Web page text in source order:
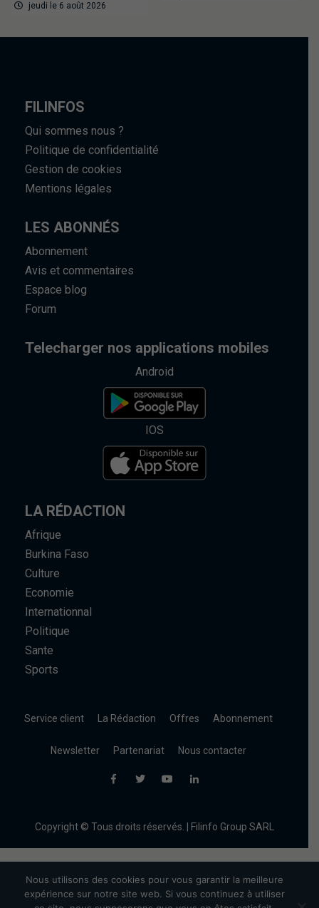
jeudi le 6 août 2026
FILINFOS
Qui sommes nous ?
Politique de confidentialité
Gestion de cookies
Mentions légales
LES ABONNÉS
Abonnement
Avis et commentaires
Espace blog
Forum
Telecharger nos applications mobiles
Android
IOS
LA RÉDACTION
Afrique
Burkina Faso
Culture
Economie
Internationnal
Politique
Sante
Sports
Service client La Rédaction Offres Abonnement
Newsletter Partenariat Nous contacter
Copyright © Tous droits réservés. | Filinfo Group SARL
Nous utilisons des cookies pour vous garantir la meilleure
expérience sur notre site web. Si vous continuez à utiliser